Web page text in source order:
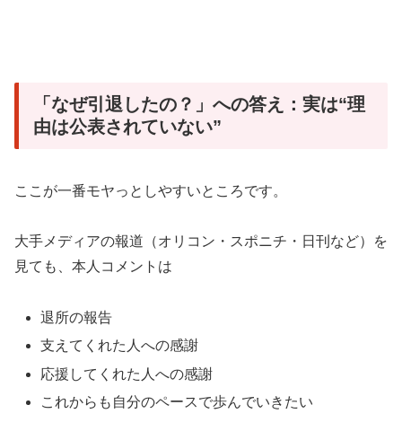
「なぜ引退したの？」への答え：実は“理
由は公表されていない”
ここが一番モヤっとしやすいところです。
大手メディアの報道（オリコン・スポニチ・日刊など）を
見ても、本人コメントは
退所の報告
支えてくれた人への感謝
応援してくれた人への感謝
これからも自分のペースで歩んでいきたい